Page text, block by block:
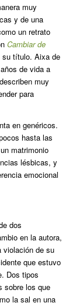
muy
y de una
un retrato
Cambiar de
título. Aixa de
de vida a
muy
para
en genéricos.
hasta las
matrimonio
lésbicas, y
emocional
dos
en la autora,
violación de su
que estuvo
Dos tipos
sobre los que
la sal en una